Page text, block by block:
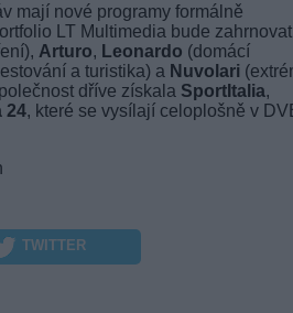
mají nové programy formálně
LT Multimedia bude zahrnovat
Arturo, Leonardo (domácí
a turistika) a Nuvolari
dříve získala SportItalia,
24, které se vysílají celoplošně v
TWITTER